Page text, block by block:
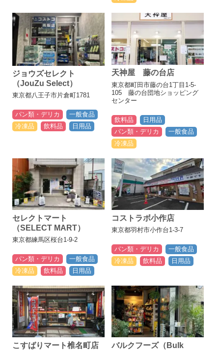
ジョウズセレクト
（JouZu Select）
東京都八王子市片倉町1781
パン類・デリカ
一般食品
冷凍品
飲料品 日用品
天神屋 藤の台店
東京都町田市藤の台1丁目1-5-
105 藤の台団地ショッピング
センター
飲料品
日用品
パン類・デリカ
一般食品
冷凍品
セレクトマート
（SELECT MART）
東京都練馬区桜台1-9-2
パン類・デリカ
一般食品
冷凍品
飲料品 日用品
コストラボ小作店
東京都羽村市小作台1-3-7
パン類・デリカ
一般食品
冷凍品
飲料品 日用品
こすばりマート椎名町店
バルクフーズ（Bulk